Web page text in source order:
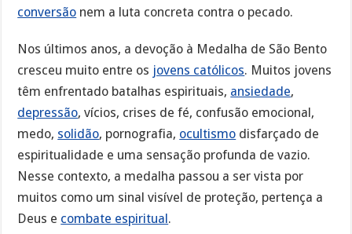
conversão nem a luta concreta contra o pecado.
Nos últimos anos, a devoção à Medalha de São Bento
cresceu muito entre os jovens católicos. Muitos jovens
têm enfrentado batalhas espirituais, ansiedade,
depressão, vícios, crises de fé, confusão emocional,
medo, solidão, pornografia, ocultismo disfarçado de
espiritualidade e uma sensação profunda de vazio.
Nesse contexto, a medalha passou a ser vista por
muitos como um sinal visível de proteção, pertença a
Deus e combate espiritual .